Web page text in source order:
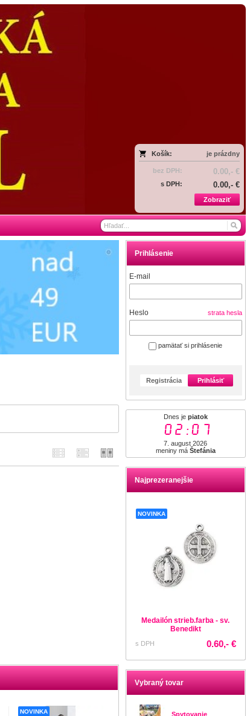
Košík: je prázdny
bez DPH: 0.00,- €
s DPH: 0.00,- €
Zobraziť
Prihlásenie
E-mail
Heslo strata hesla
pamätať si prihlásenie
Registrácia Prihlásiť
Dnes je piatok
02:07
7. august 2026
meniny má Štefánia
Najprezeranejšie
NOVINKA
Medailón strieb.farba - sv.
Benedikt
s DPH 0.60,- €
Vybraný tovar
Spytovanie
NOVINKA